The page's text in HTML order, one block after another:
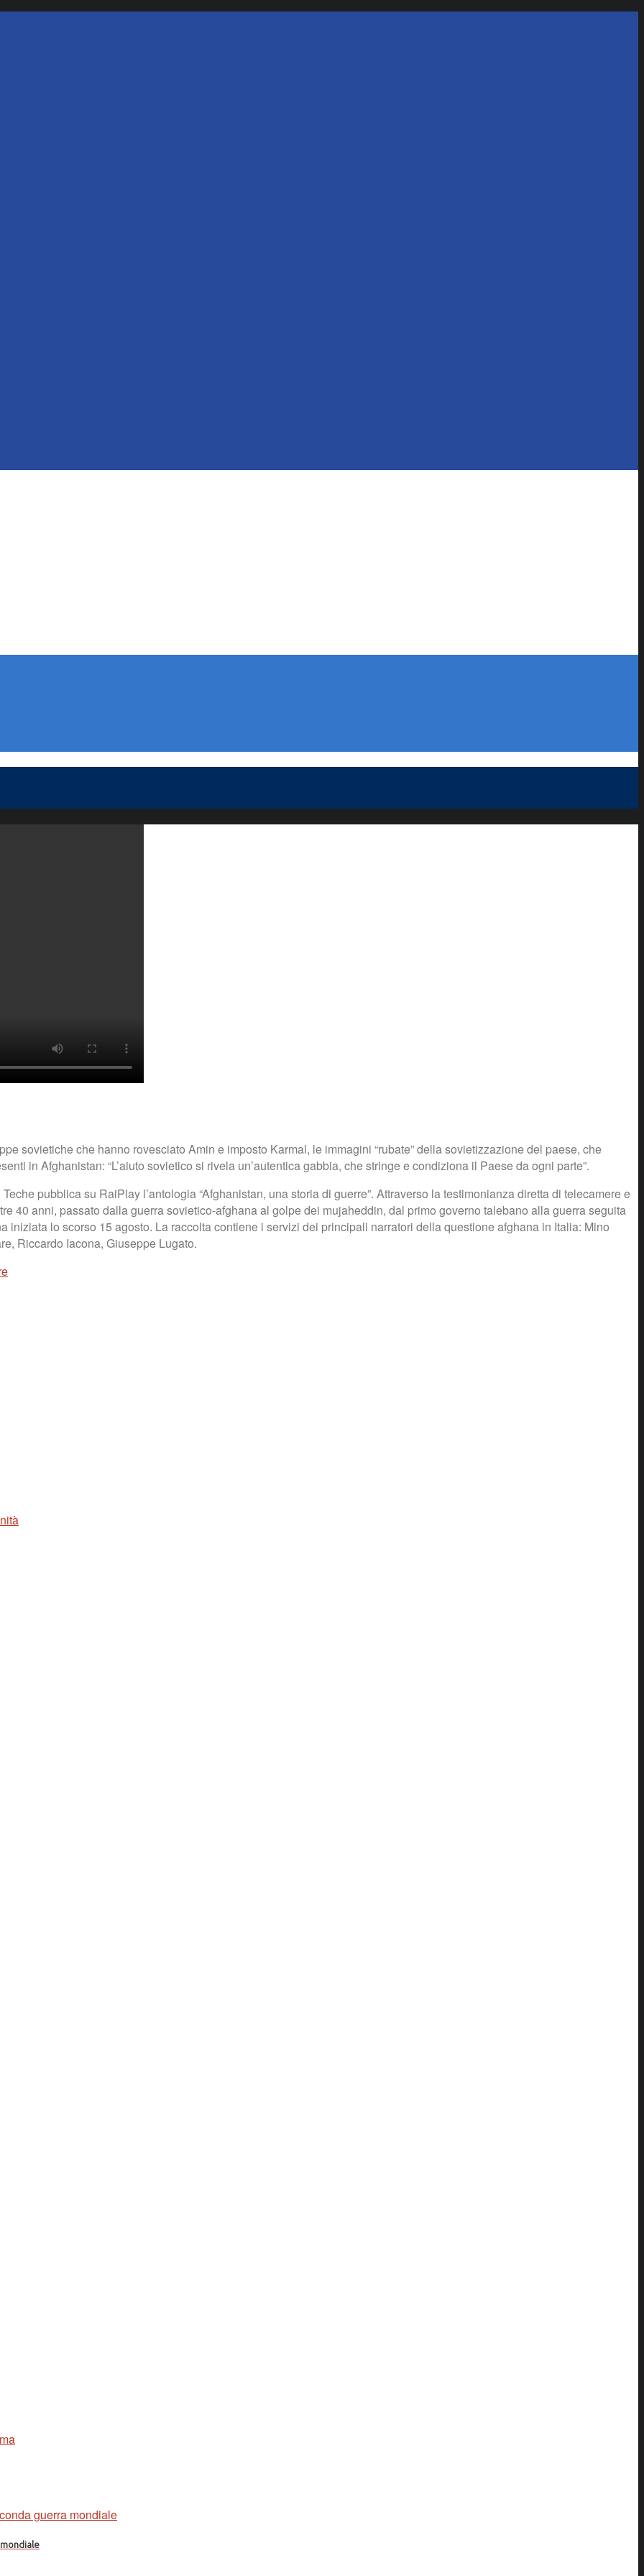
sovietiche che hanno rovesciato Amin e imposto Karmal, le immagini “rubate” della sovietizzazione del paese, che
in Afghanistan: “L’aiuto sovietico si rivela un’autentica gabbia, che stringe e condiziona il Paese da ogni parte”.
pubblica su RaiPlay l’antologia “Afghanistan, una storia di guerre”. Attraverso la testimonianza diretta di telecamere e
40 anni, passato dalla guerra sovietico-afghana al golpe dei mujaheddin, dal primo governo talebano alla guerra seguita
iniziata lo scorso 15 agosto. La raccolta contiene i servizi dei principali narratori della questione afghana in Italia: Mino
Riccardo Iacona, Giuseppe Lugato.